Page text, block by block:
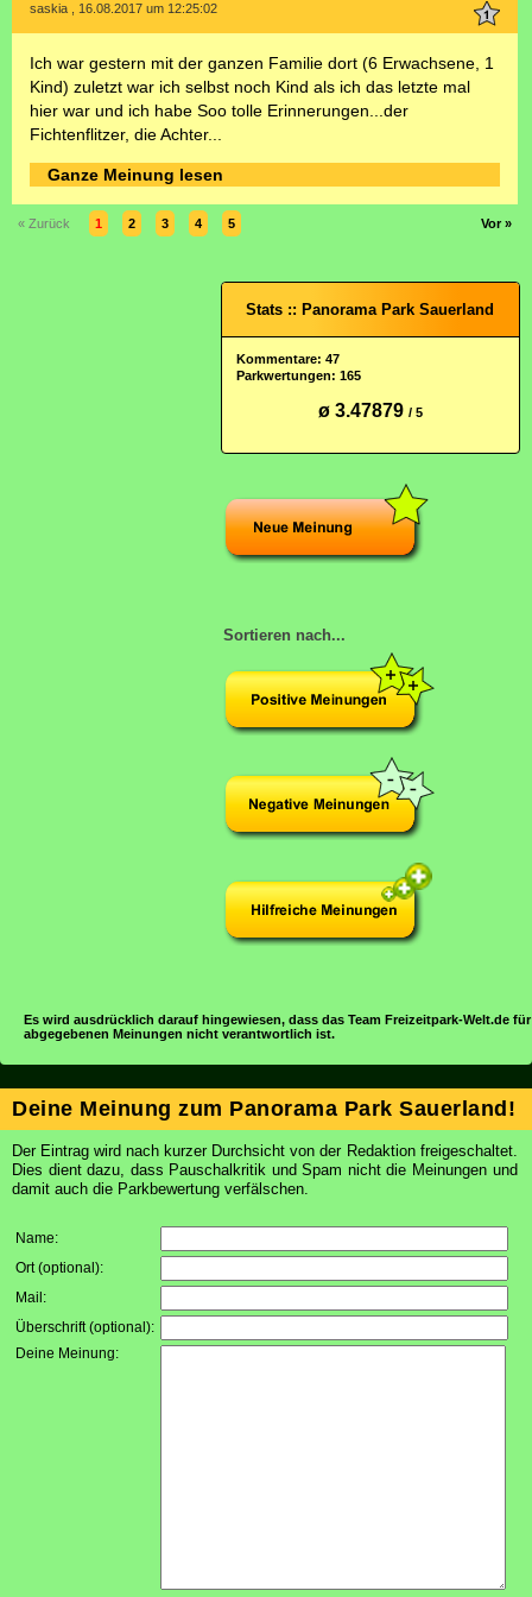
saskia , 16.08.2017 um 12:25:02
Ich war gestern mit der ganzen Familie dort (6 Erwachsene, 1
Kind) zuletzt war ich selbst noch Kind als ich das letzte mal
hier war und ich habe Soo tolle Erinnerungen...der
Fichtenflitzer, die Achter...
Ganze Meinung lesen
« Zurück 1 2 3 4 5 Vor »
Stats :: Panorama Park Sauerland
Kommentare: 47
Parkwertungen: 165
ø 3.47879 / 5
Sortieren nach...
Es wird ausdrücklich darauf hingewiesen, dass das Team Freizeitpark-Welt.de
abgegebenen Meinungen nicht verantwortlich ist.
Deine Meinung zum Panorama Park Sauerland!
Der Eintrag wird nach kurzer Durchsicht von der Redaktion freigeschaltet.
Dies dient dazu, dass Pauschalkritik und Spam nicht die Meinungen und
damit auch die Parkbewertung verfälschen.
Name:
Ort (optional):
Mail:
Überschrift (optional):
Deine Meinung: